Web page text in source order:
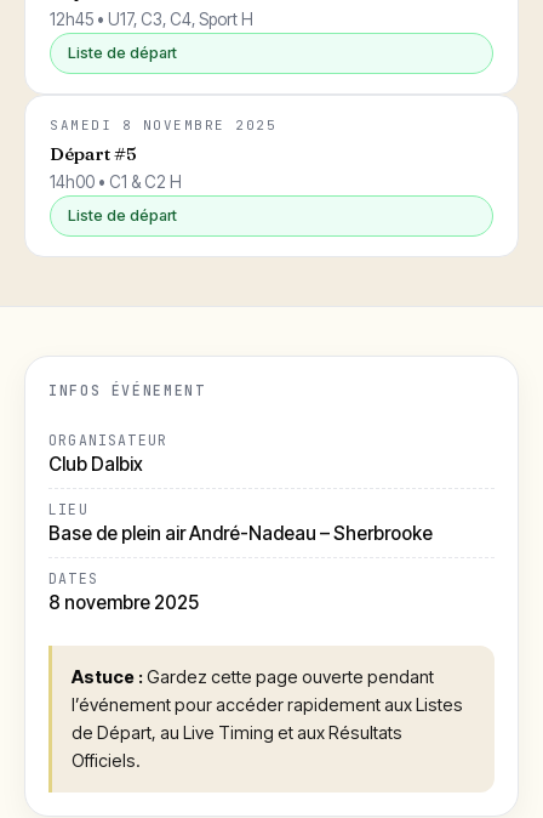
12h45 • U17, C3, C4, Sport H
Liste de départ
SAMEDI 8 NOVEMBRE 2025
Départ #5
14h00 • C1 & C2 H
Liste de départ
INFOS ÉVÉNEMENT
ORGANISATEUR
Club Dalbix
LIEU
Base de plein air André-Nadeau – Sherbrooke
DATES
8 novembre 2025
Astuce : Gardez cette page ouverte pendant
l’événement pour accéder rapidement aux Listes
de Départ, au Live Timing et aux Résultats
Officiels.